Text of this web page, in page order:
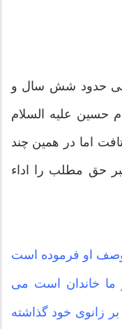
قمری یعنی حدود شش سال و
حسین علیه السلام
اما در همین چند
حق مطلب را اداء
وصف او فرموده است
ما خاندان است می
زانوی خود گذاشته